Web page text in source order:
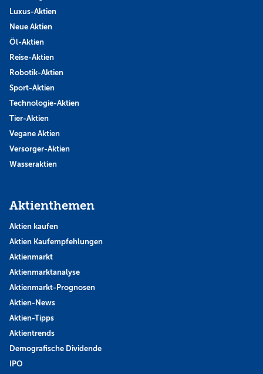
Luxus-Aktien
Neue Aktien
Öl-Aktien
Reise-Aktien
Robotik-Aktien
Sport-Aktien
Technologie-Aktien
Tier-Aktien
Vegane Aktien
Versorger-Aktien
Wasseraktien
Aktienthemen
Aktien kaufen
Aktien Kaufempfehlungen
Aktienmarkt
Aktienmarktanalyse
Aktienmarkt-Prognosen
Aktien-News
Aktien-Tipps
Aktientrends
Demografische Dividende
IPO